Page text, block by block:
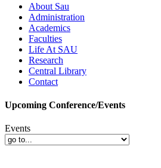
About Sau
Administration
Academics
Faculties
Life At SAU
Research
Central Library
Contact
Upcoming Conference/Events
Events